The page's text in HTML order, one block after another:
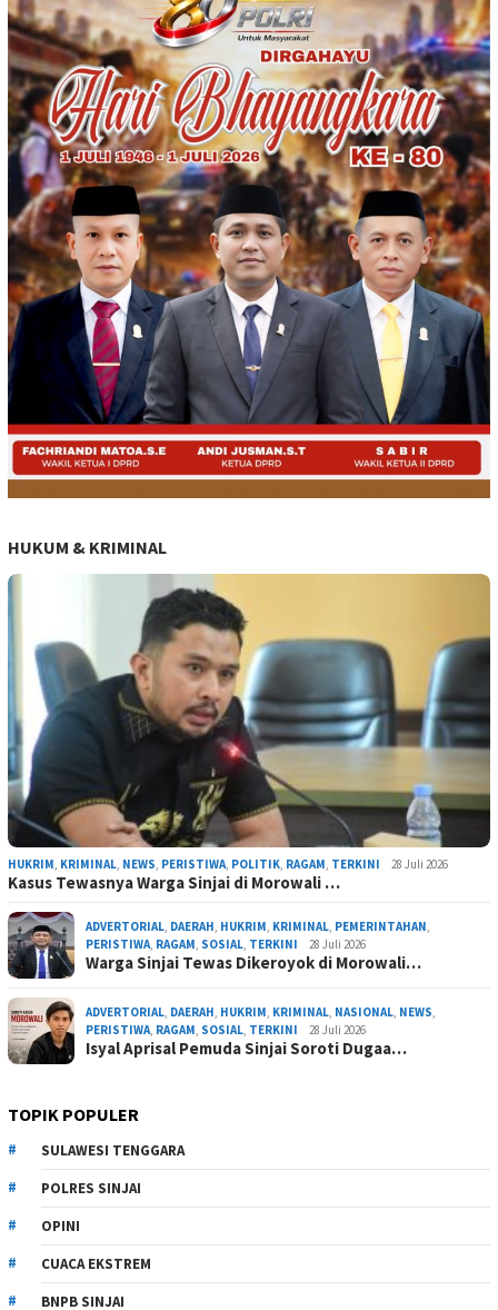
HUKUM & KRIMINAL
HUKRIM, KRIMINAL, NEWS, PERISTIWA, POLITIK, RAGAM, TERKINI 28 Juli 2026
Kasus Tewasnya Warga Sinjai di Morowali …
ADVERTORIAL, DAERAH, HUKRIM, KRIMINAL, PEMERINTAHAN,
PERISTIWA, RAGAM, SOSIAL, TERKINI 28 Juli 2026
Warga Sinjai Tewas Dikeroyok di Morowali…
ADVERTORIAL, DAERAH, HUKRIM, KRIMINAL, NASIONAL, NEWS,
PERISTIWA, RAGAM, SOSIAL, TERKINI 28 Juli 2026
Isyal Aprisal Pemuda Sinjai Soroti Dugaa…
TOPIK POPULER
SULAWESI TENGGARA
POLRES SINJAI
OPINI
CUACA EKSTREM
BNPB SINJAI